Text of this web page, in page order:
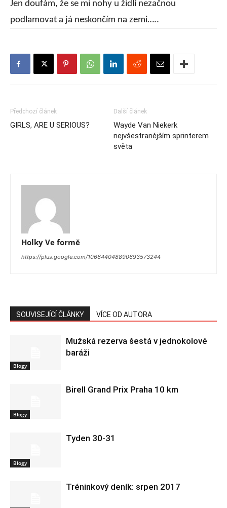
Jen doufám, že se mi nohy u židlí nezačnou
podlamovat a já neskončím na zemi…..
Předchozí článek
GIRLS, ARE U SERIOUS?
Další článek
Wayde Van Niekerk
nejvšestranějším sprinterem
světa
Holky Ve formě
https://plus.google.com/106644048890693573244
SOUVISEJÍCÍ ČLÁNKY VÍCE OD AUTORA
Blogy
Mužská rezerva šestá v jednokolové
baráži
Blogy
Birell Grand Prix Praha 10 km
Blogy
Tyden 30-31
Tréninkový deník: srpen 2017